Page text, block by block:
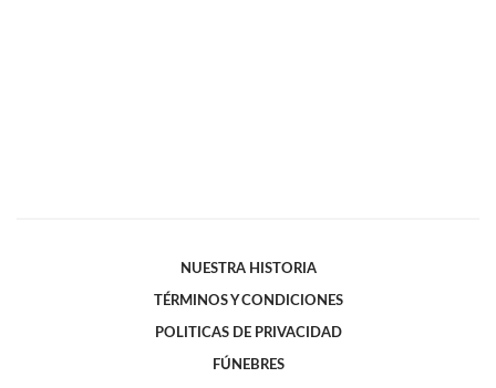
NUESTRA HISTORIA
TÉRMINOS Y CONDICIONES
POLITICAS DE PRIVACIDAD
FÚNEBRES